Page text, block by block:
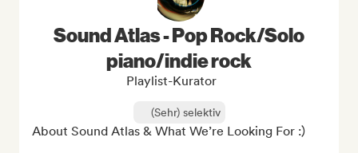
Sound Atlas - Pop Rock/Solo
piano/indie rock
Playlist-Kurator
(Sehr) selektiv
About Sound Atlas & What We’re Looking For :)